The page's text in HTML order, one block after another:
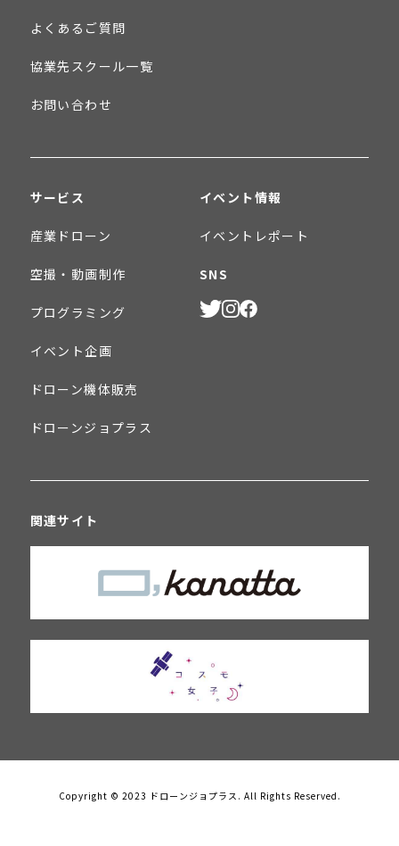
よくあるご質問
協業先スクール一覧
お問い合わせ
サービス
産業ドローン
空撮・動画制作
プログラミング
イベント企画
ドローン機体販売
ドローンジョプラス
イベント情報
イベントレポート
SNS
関連サイト
Copyright © 2023 ドローンジョプラス. All Rights Reserved.